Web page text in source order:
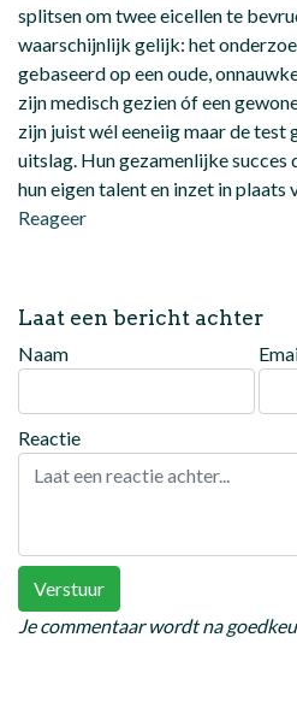
splitsen om twee eicellen te
waarschijnlijk gelijk: het
gebaseerd op een oude,
zijn medisch gezien óf een
zijn juist wél eeneiig maar de test
uitslag. Hun gezamenlijke succes
hun eigen talent en inzet in plaats
Reageer
Laat een bericht achter
Naam
Reactie
Verstuur
Je commentaar wordt na